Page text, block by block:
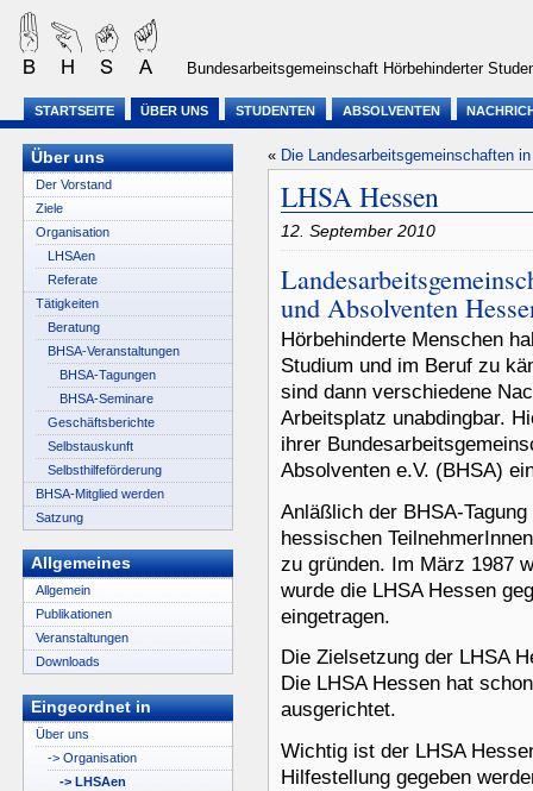
Bundesarbeitsgemeinschaft Hörbehinderter
STARTSEITE ÜBER UNS STUDENTEN ABSOLVENTEN
« Die Landesarbeitsgemeinschaften
LHSA Hessen
12. September 2010
und Absolventen
Hörbehinderte Menschen
Studium und im Beruf zu
sind dann verschiedene
Arbeitsplatz unabdingbar.
ihrer
Absolventen e.V. (BHSA)
Anläßlich der BHSA-
hessischen
zu gründen. Im März 1987
wurde die LHSA Hessen
eingetragen.
Die Zielsetzung der LHSA
Die LHSA Hessen hat
ausgerichtet.
Wichtig ist der LHSA
Hilfestellung gegeben
Über uns
Der Vorstand
Ziele
Organisation
LHSAen
Referate
Tätigkeiten
Beratung
BHSA-Veranstaltungen
BHSA-Tagungen
BHSA-Seminare
Geschäftsberichte
Selbstauskunft
Selbsthilfeförderung
BHSA-Mitglied werden
Satzung
Allgemeines
Allgemein
Publikationen
Veranstaltungen
Downloads
Eingeordnet in
Über uns
-> Organisation
-> LHSAen